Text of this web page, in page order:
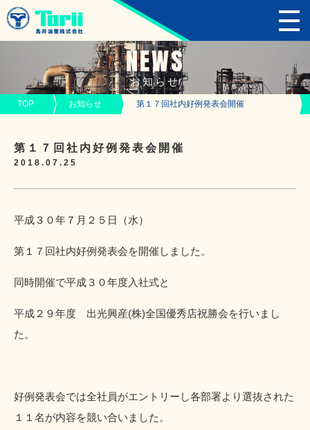
NEWS
お知らせ
TOP お知らせ 第１７回社内好例発表会開催
第１７回社内好例発表会開催
2018.07.25
平成３０年７月２５日（水）
第１７回社内好例発表会を開催しました。
同時開催で平成３０年度入社式と
平成２９年度 出光興産(株)全国優秀店祝勝会を行いまし
た。
好例発表会では全社員がエントリーし各部署より選抜された
１１名が内容を競い合いました。